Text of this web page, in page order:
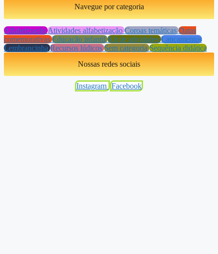
Navegue por categoria
AlfabetizaçãoAtividades alfabetização Coroas temáticas Datas
comemorativas Educação infantil Kit de atividades Lançamentos
Lembrancinha Recursos lúdicos Sem categoria Sequência didática
Nossas redes sociais
Instagram Facebook